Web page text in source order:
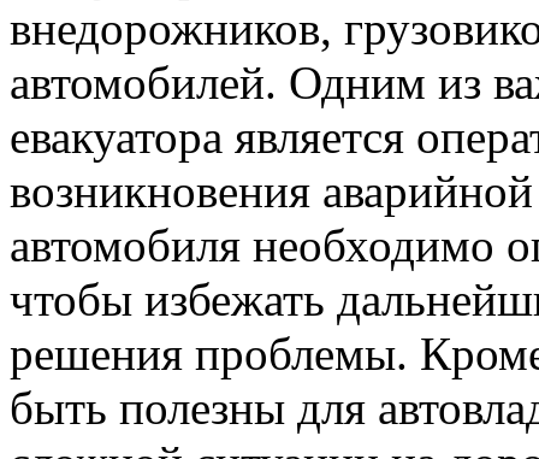
внедорожников,
автомобилей. Одним из
евакуатора является
возникновения
автомобиля необходимо
чтобы избежать
решения проблемы. Кроме
быть полезны для